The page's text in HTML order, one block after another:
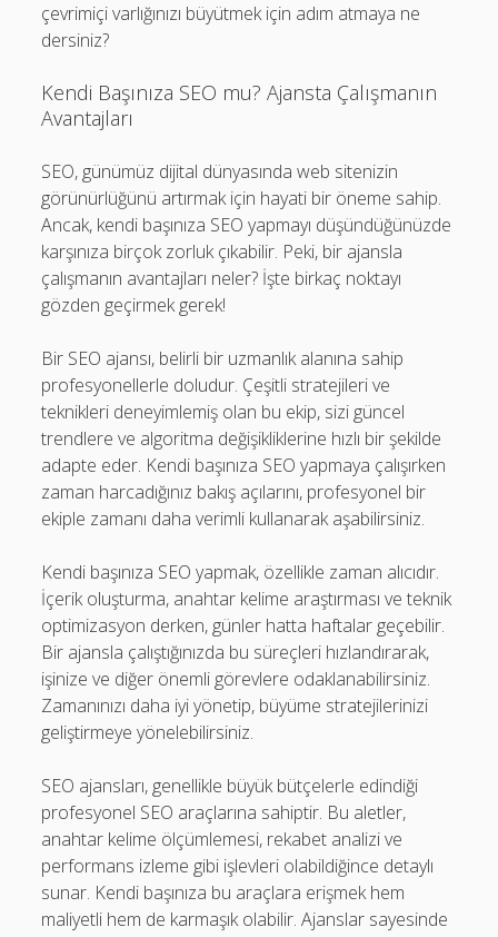
çevrimiçi varlığınızı büyütmek için adım atmaya ne
dersiniz?
Kendi Başınıza SEO mu? Ajansta Çalışmanın
Avantajları
SEO, günümüz dijital dünyasında web sitenizin
görünürlüğünü artırmak için hayati bir öneme sahip.
Ancak, kendi başınıza SEO yapmayı düşündüğünüzde
karşınıza birçok zorluk çıkabilir. Peki, bir ajansla
çalışmanın avantajları neler? İşte birkaç noktayı
gözden geçirmek gerek!
Bir SEO ajansı, belirli bir uzmanlık alanına sahip
profesyonellerle doludur. Çeşitli stratejileri ve
teknikleri deneyimlemiş olan bu ekip, sizi güncel
trendlere ve algoritma değişikliklerine hızlı bir şekilde
adapte eder. Kendi başınıza SEO yapmaya çalışırken
zaman harcadığınız bakış açılarını, profesyonel bir
ekiple zamanı daha verimli kullanarak aşabilirsiniz.
Kendi başınıza SEO yapmak, özellikle zaman alıcıdır.
İçerik oluşturma, anahtar kelime araştırması ve teknik
optimizasyon derken, günler hatta haftalar geçebilir.
Bir ajansla çalıştığınızda bu süreçleri hızlandırarak,
işinize ve diğer önemli görevlere odaklanabilirsiniz.
Zamanınızı daha iyi yönetip, büyüme stratejilerinizi
geliştirmeye yönelebilirsiniz.
SEO ajansları, genellikle büyük bütçelerle edindiği
profesyonel SEO araçlarına sahiptir. Bu aletler,
anahtar kelime ölçümlemesi, rekabet analizi ve
performans izleme gibi işlevleri olabildiğince detaylı
sunar. Kendi başınıza bu araçlara erişmek hem
maliyetli hem de karmaşık olabilir. Ajanslar sayesinde